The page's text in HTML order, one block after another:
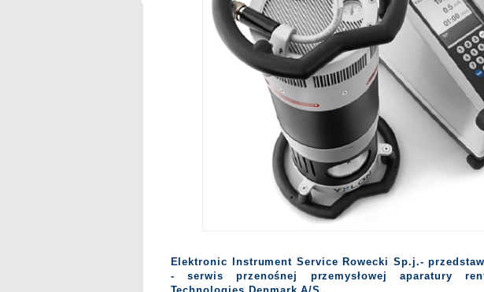
Elektronic Instrument Service Rowecki Sp.j.-
- serwis przenośnej przemysłowej aparatury